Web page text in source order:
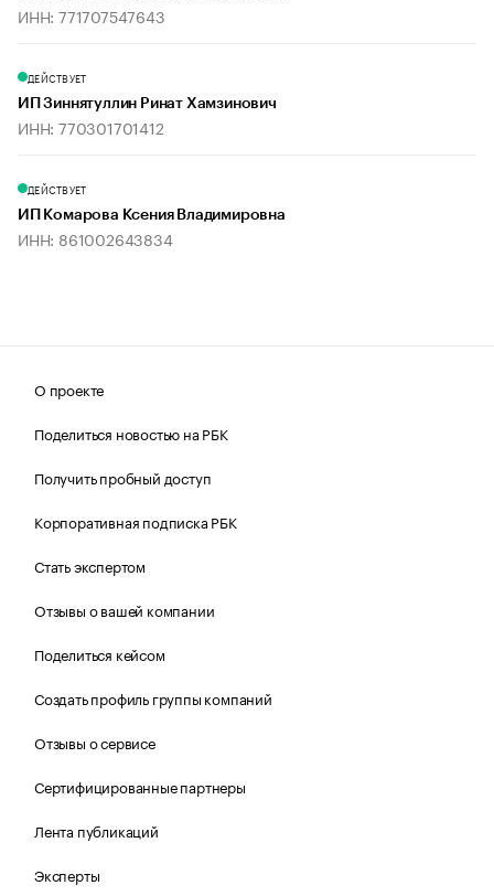
ИНН: 771707547643
ДЕЙСТВУЕТ
ИП Зиннятуллин Ринат Хамзинович
ИНН: 770301701412
ДЕЙСТВУЕТ
ИП Комарова Ксения Владимировна
ИНН: 861002643834
О проекте
Поделиться новостью на РБК
Получить пробный доступ
Корпоративная подписка РБК
Стать экспертом
Отзывы о вашей компании
Поделиться кейсом
Создать профиль группы компаний
Отзывы о сервисе
Сертифицированные партнеры
Лента публикаций
Эксперты